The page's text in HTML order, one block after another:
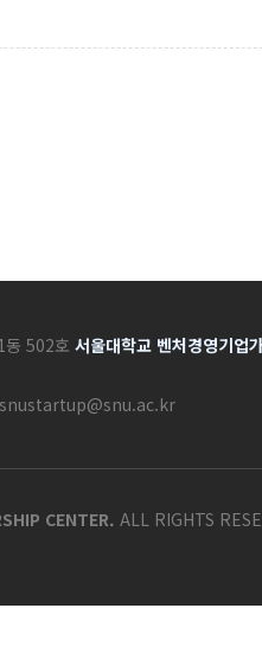
동 502호 서울대학교 벤처경영기업
CENTER. ALL RIGHTS